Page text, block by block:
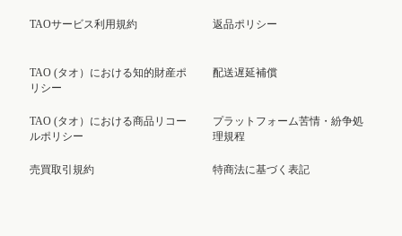
TAOサービス利用規約
TAO (タオ）における知的財産ポ
リシー
TAO (タオ）における商品リコー
ルポリシー
売買取引規約
返品ポリシー
配送遅延補償
プラットフォーム苦情・紛争処
理規程
特商法に基づく表記